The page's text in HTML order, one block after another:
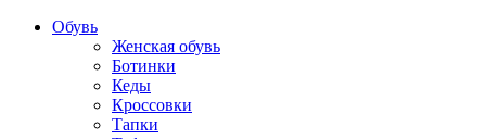
Обувь
Женская обувь
Ботинки
Кеды
Кроссовки
Тапки